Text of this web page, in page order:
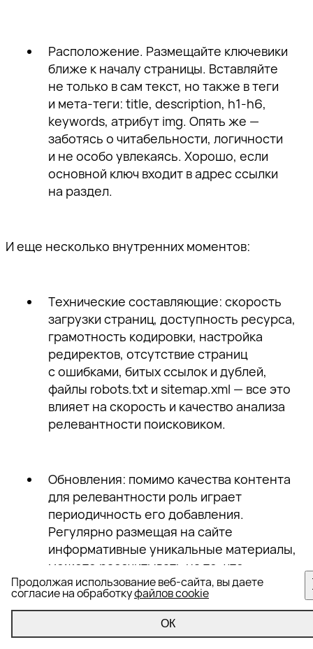
Продолжая использование веб-сайта, вы даете
согласие на обработкуфайлов cookie
ОК
Расположение. Размещайте ключевики
ближе к началу страницы. Вставляйте
не только в сам текст, но также в теги
и мета-теги: title, description, h1-h6,
keywords, атрибут img. Опять же —
заботясь о читабельности, логичности
и не особо увлекаясь. Хорошо, если
основной ключ входит в адрес ссылки
на раздел.
И еще несколько внутренних моментов:
Технические составляющие: скорость
загрузки страниц, доступность ресурса,
грамотность кодировки, настройка
редиректов, отсутствие страниц
с ошибками, битых ссылок и дублей,
файлы robots.txt и sitemap.xml — все это
влияет на скорость и качество анализа
релевантности поисковиком.
Обновления: помимо качества контента
для релевантности роль играет
периодичность его добавления.
Регулярно размещая на сайте
информативные уникальные материалы,
можете рассчитывать на то, что
поисковый робот будет заходить к вам
чаще и со временем проникнется